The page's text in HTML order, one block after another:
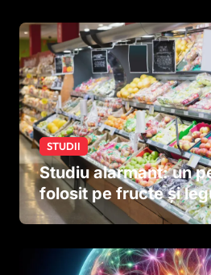
STUDII
Studiu alarmant: un
folosit pe fructe și
ar putea afecta
dinainte de naștere